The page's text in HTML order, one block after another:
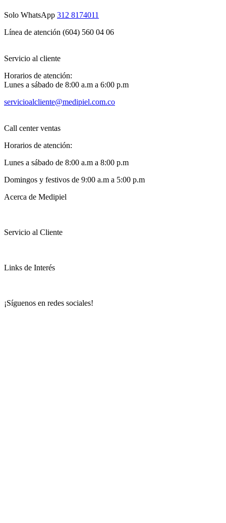
Solo WhatsApp 312 8174011
Línea de atención (604) 560 04 06
Servicio al cliente
Horarios de atención:
Lunes a sábado de 8:00 a.m a 6:00 p.m
servicioalcliente@medipiel.com.co
Call center ventas
Horarios de atención:
Lunes a sábado de 8:00 a.m a 8:00 p.m
Domingos y festivos de 9:00 a.m a 5:00 p.m
Acerca de Medipiel
Servicio al Cliente
Links de Interés
¡Síguenos en redes sociales!